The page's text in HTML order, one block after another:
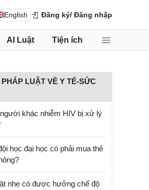
English Đăng ký/ Đăng nhập
AI Luật Tiện ích
LUẬT VỀ Y TẾ-SỨC
khác nhiễm HIV bị xử lý
học đại học có phải mua thẻ
nhẹ có được hưởng chế độ